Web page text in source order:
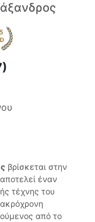
βρίσκεται στην
έναν
τέχνης του
από το